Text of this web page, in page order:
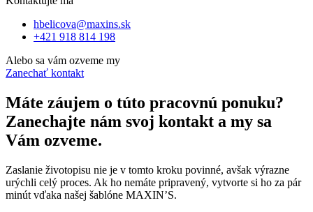
hbelicova@maxins.sk
+421 918 814 198
Alebo sa vám ozveme my
Zanechať kontakt
Máte záujem o túto pracovnú ponuku?
Zanechajte nám svoj kontakt a my sa
Vám ozveme.
Zaslanie životopisu nie je v tomto kroku povinné, avšak výrazne
urýchli celý proces. Ak ho nemáte pripravený, vytvorte si ho za pár
minút vďaka našej šablóne MAXIN’S.